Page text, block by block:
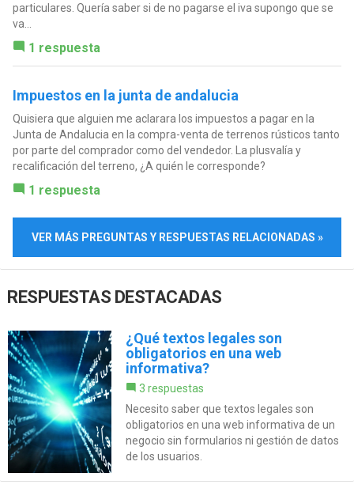
particulares. Quería saber si de no pagarse el iva supongo que se
va...
1 respuesta
Impuestos en la junta de andalucia
Quisiera que alguien me aclarara los impuestos a pagar en la
Junta de Andalucia en la compra-venta de terrenos rústicos tanto
por parte del comprador como del vendedor. La plusvalía y
recalificación del terreno, ¿A quién le corresponde?
1 respuesta
VER MÁS PREGUNTAS Y RESPUESTAS RELACIONADAS »
RESPUESTAS DESTACADAS
¿Qué textos legales son
obligatorios en una web
informativa?
3 respuestas
Necesito saber que textos legales son
obligatorios en una web informativa de un
negocio sin formularios ni gestión de datos
de los usuarios.